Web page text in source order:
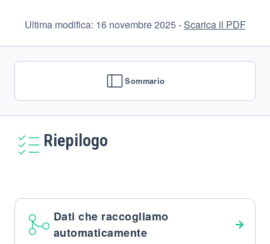
Ultima modifica: 16 novembre 2025 - Scarica il PDF
Sommario
Riepilogo
Dati che raccogliamo
automaticamente